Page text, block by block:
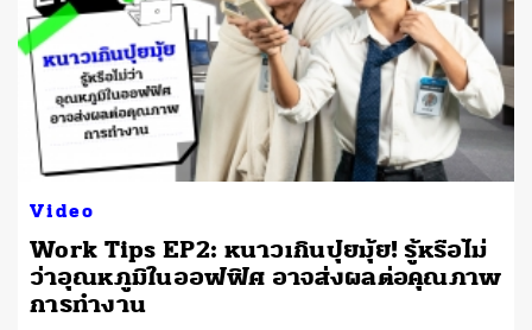
Video
Work Tips EP2: หนาวเกินปุยมุ้ย! รู้หรือไม่
ว่าอุณหภูมิในออฟฟิศ อาจส่งผลต่อคุณภาพ
การทำงาน